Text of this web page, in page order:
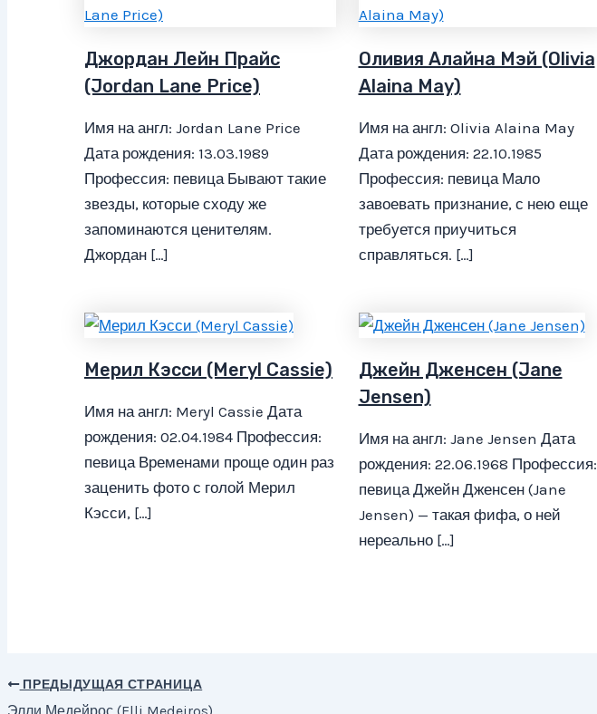
Джордан Лейн Прайс
(Jordan Lane Price)
Имя на англ: Jordan Lane Price
Дата рождения: 13.03.1989
Профессия: певица Бывают такие
звезды, которые сходу же
запоминаются ценителям.
Джордан […]
Оливия Алайна Мэй (Olivia
Alaina May)
Имя на англ: Olivia Alaina May
Дата рождения: 22.10.1985
Профессия: певица Мало
завоевать признание, с нею еще
требуется приучиться
справляться. […]
Мерил Кэсси (Meryl Cassie)
Имя на англ: Meryl Cassie Дата
рождения: 02.04.1984 Профессия:
певица Временами проще один раз
заценить фото с голой Мерил
Кэсси, […]
Джейн Дженсен (Jane
Jensen)
Имя на англ: Jane Jensen Дата
рождения: 22.06.1968 Профессия:
певица Джейн Дженсен (Jane
Jensen) — такая фифа, о ней
нереально […]
Навигация
ПРЕДЫДУЩАЯ СТРАНИЦА